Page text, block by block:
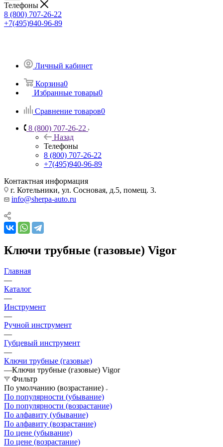
Телефоны
8 (800) 707-26-22
+7(495)940-96-89
Личный кабинет
Корзина0
Избранные товары0
Сравнение товаров0
8 (800) 707-26-22
Назад
Телефоны
8 (800) 707-26-22
+7(495)940-96-89
Контактная информация
г. Котельники, ул. Сосновая, д.5, помещ. 3.
info@sherpa-auto.ru
Ключи трубные (газовые) Vigor
Главная
—
Каталог
—
Инструмент
—
Ручной инструмент
—
Губцевый инструмент
—
Ключи трубные (газовые)
—Ключи трубные (газовые) Vigor
Фильтр
По умолчанию (возрастание)
По популярности (убывание)
По популярности (возрастание)
По алфавиту (убывание)
По алфавиту (возрастание)
По цене (убывание)
По цене (возрастание)